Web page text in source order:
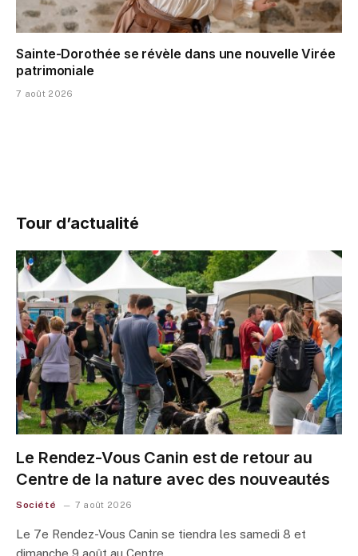
Sainte-Dorothée se révèle dans une nouvelle Virée
patrimoniale
7 août 2026
Tour d’actualité
Le Rendez-Vous Canin est de retour au
Centre de la nature avec des nouveautés
Société 7 août 2026
Le 7e Rendez-Vous Canin se tiendra les samedi 8 et
dimanche 9 août au Centre…